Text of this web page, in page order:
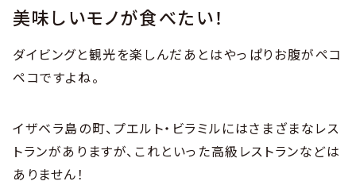
美味しいモノが食べたい！
ダイビングと観光を楽しんだあとはやっぱりお腹がペコ
ペコですよね。
イザベラ島の町、プエルト・ビラミルにはさまざまなレス
トランがありますが、これといった高級レストランなどは
ありません！